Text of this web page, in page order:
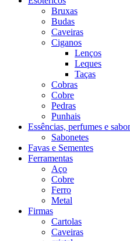
Bruxas
Budas
Caveiras
Ciganos
Lenços
Leques
Taças
Cobras
Cobre
Pedras
Punhais
Essências, perfumes e
Sabonetes
Favas e Sementes
Ferramentas
Aço
Cobre
Ferro
Metal
Firmas
Cartolas
Caveiras